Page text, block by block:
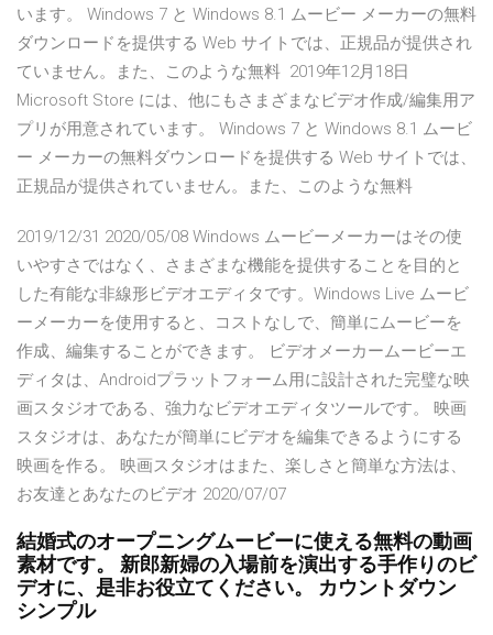
います。 Windows 7 と Windows 8.1 ムービー メーカーの無料
ダウンロードを提供する Web サイトでは、正規品が提供され
ていません。また、このような無料 2019年12月18日
Microsoft Store には、他にもさまざまなビデオ作成/編集用ア
プリが用意されています。 Windows 7 と Windows 8.1 ムービ
ー メーカーの無料ダウンロードを提供する Web サイトでは、
正規品が提供されていません。また、このような無料
2019/12/31 2020/05/08 Windows ムービーメーカーはその使
いやすさではなく、さまざまな機能を提供することを目的と
した有能な非線形ビデオエディタです。Windows Live ムービ
ーメーカーを使用すると、コストなしで、簡単にムービーを
作成、編集することができます。 ビデオメーカームービーエ
ディタは、Androidプラットフォーム用に設計された完璧な映
画スタジオである、強力なビデオエディタツールです。 映画
スタジオは、あなたが簡単にビデオを編集できるようにする
映画を作る。 映画スタジオはまた、楽しさと簡単な方法は、
お友達とあなたのビデオ 2020/07/07
結婚式のオープニングムービーに使える無料の動画
素材です。 新郎新婦の入場前を演出する手作りのビ
デオに、是非お役立てください。 カウントダウン
シンプル